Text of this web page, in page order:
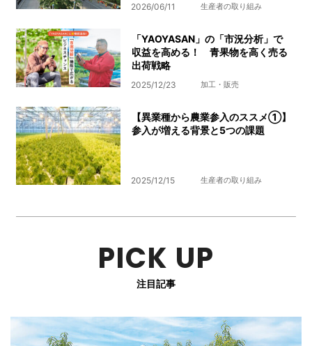
2026/06/11 生産者の取り組み
「YAOYASAN」の「市況分析」で
収益を高める！ 青果物を高く売る
出荷戦略
2025/12/23 加工・販売
【異業種から農業参入のススメ①】
参入が増える背景と5つの課題
2025/12/15 生産者の取り組み
PICK UP
注目記事